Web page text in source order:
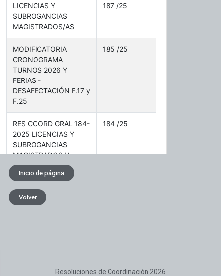
Inicio de página
Volver
Resoluciones de Coordinación 2026